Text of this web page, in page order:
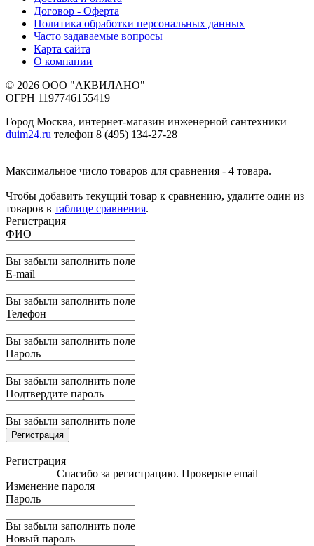
Договор - Оферта
Политика обработки персональных данных
Часто задаваемые вопросы
Карта сайта
О компании
© 2026 ООО "АКВИЛАНО"
ОГРН 1197746155419
Город Москва, интернет-магазин инженерной сантехники
duim24.ru телефон 8 (495) 134-27-28
Максимальное число товаров для сравнения - 4 товара.
Чтобы добавить текущий товар к сравнению, удалите один из
товаров в таблице сравнения.
Регистрация
ФИО
Вы забыли заполнить поле
E-mail
Вы забыли заполнить поле
Телефон
Вы забыли заполнить поле
Пароль
Вы забыли заполнить поле
Подтвердите пароль
Вы забыли заполнить поле
Регистрация
Регистрация
Спасибо за регистрацию. Проверьте email
Изменение пароля
Пароль
Вы забыли заполнить поле
Новый пароль